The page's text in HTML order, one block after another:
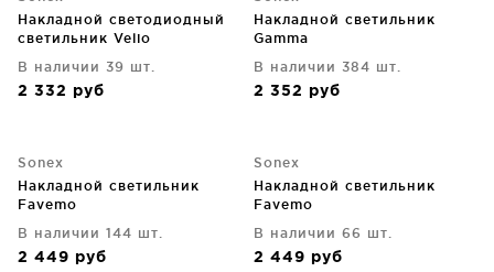
Накладной светодиодный
светильник Velio
В наличии 39 шт.
2 332 руб
Накладной светильник
Gamma
В наличии 384 шт.
2 352 руб
Sonex
Накладной светильник
Favemo
В наличии 144 шт.
2 449 руб
Sonex
Накладной светильник
Favemo
В наличии 66 шт.
2 449 руб